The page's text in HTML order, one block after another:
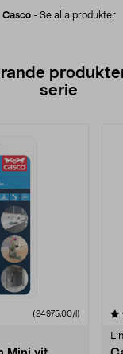
Casco- Se alla produkter
serie
(24975,00/l)